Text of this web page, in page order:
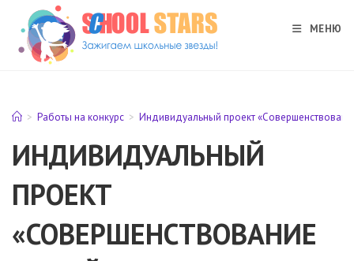
Перейти
содержимому
МЕНЮ
> Работы на конкурс > Индивидуальный проект
ИНДИВИДУАЛЬНЫЙ
ПРОЕКТ
«СОВЕРШЕНСТВОВАНИЕ